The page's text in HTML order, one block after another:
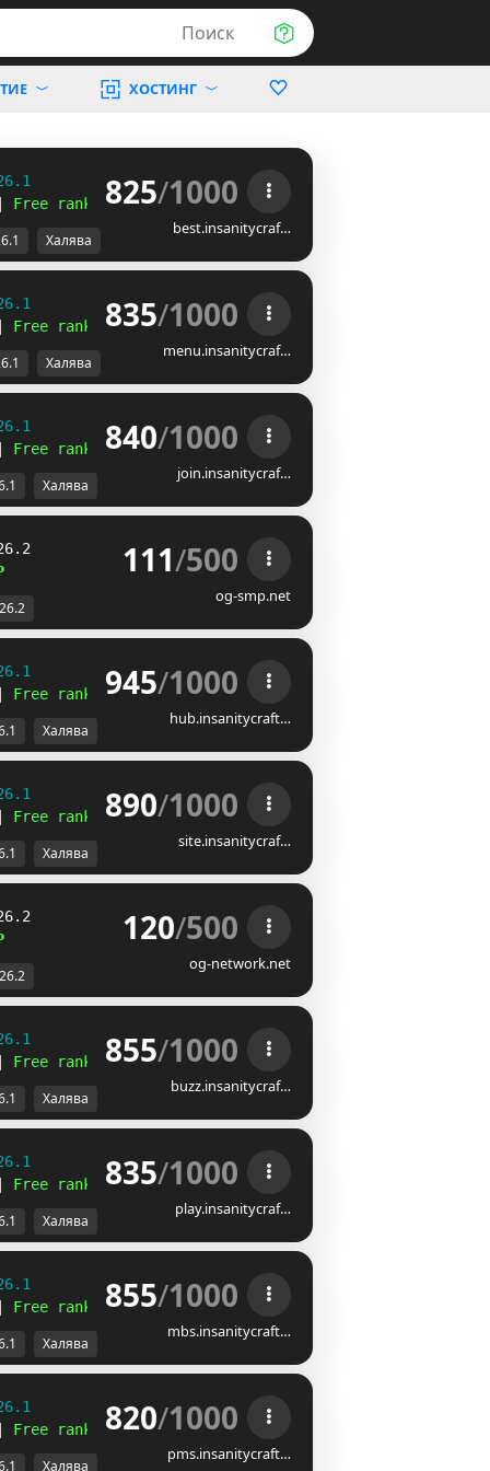
Поиск
ХОСТИНГ
Free ranks ☻
825/1000
best.insanitycraf…
Халява
Free ranks ☻
835/1000
menu.insanitycraf…
Халява
Free ranks ☻
840/1000
join.insanitycraf…
Халява
111/500
og-smp.net
Free ranks ☻
945/1000
hub.insanitycraft…
Халява
Free ranks ☻
890/1000
site.insanitycraf…
Халява
120/500
og-network.net
Free ranks ☻
855/1000
buzz.insanitycraf…
Халява
Free ranks ☻
835/1000
play.insanitycraf…
Халява
Free ranks ☻
855/1000
mbs.insanitycraft…
Халява
Free ranks ☻
820/1000
pms.insanitycraft…
Халява